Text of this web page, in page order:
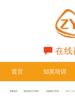
在线
首页 知英培训
知英首页 居住证转户口栏目 上海居转户办理 【落户上